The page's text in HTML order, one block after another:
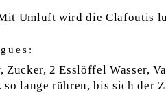
Umluft wird die Clafoutis
2 Esslöffel Wasser,
lange rühren, bis sich der